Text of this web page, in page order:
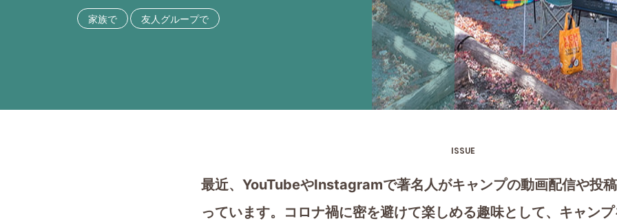
家族で 友人グループで
ISSUE
最近、YouTubeやInstagramで著名人がキャンプの動画配信や投
っています。コロナ禍に密を避けて楽しめる趣味として、キャン